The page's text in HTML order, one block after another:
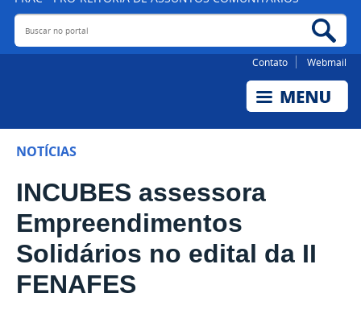
Buscar no portal
Contato Webmail
NOTÍCIAS
INCUBES assessora
Empreendimentos
Solidários no edital da II
FENAFES